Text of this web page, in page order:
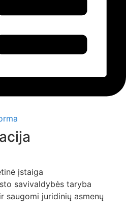
įstaiga
savivaldybės taryba
saugomi juridinių asmenų